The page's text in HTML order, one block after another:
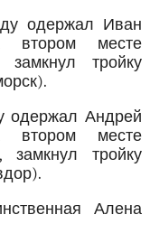
одержал Иван
втором месте
замкнул тройку
одержал Андрей
втором месте
замкнул тройку
Алена